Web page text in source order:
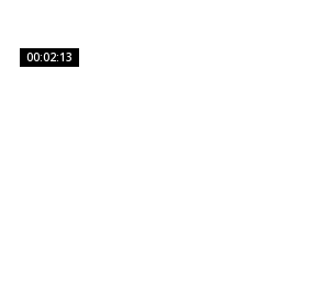
00:02:13